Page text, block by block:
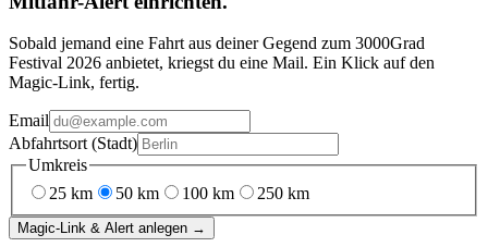
Sobald jemand eine Fahrt aus deiner Gegend zum 3000Grad
Festival 2026 anbietet, kriegst du eine Mail. Ein Klick auf den
Magic-Link, fertig.
Email
Abfahrtsort (Stadt)
Umkreis
25 km 50 km 100 km 250 km
Magic-Link & Alert anlegen →